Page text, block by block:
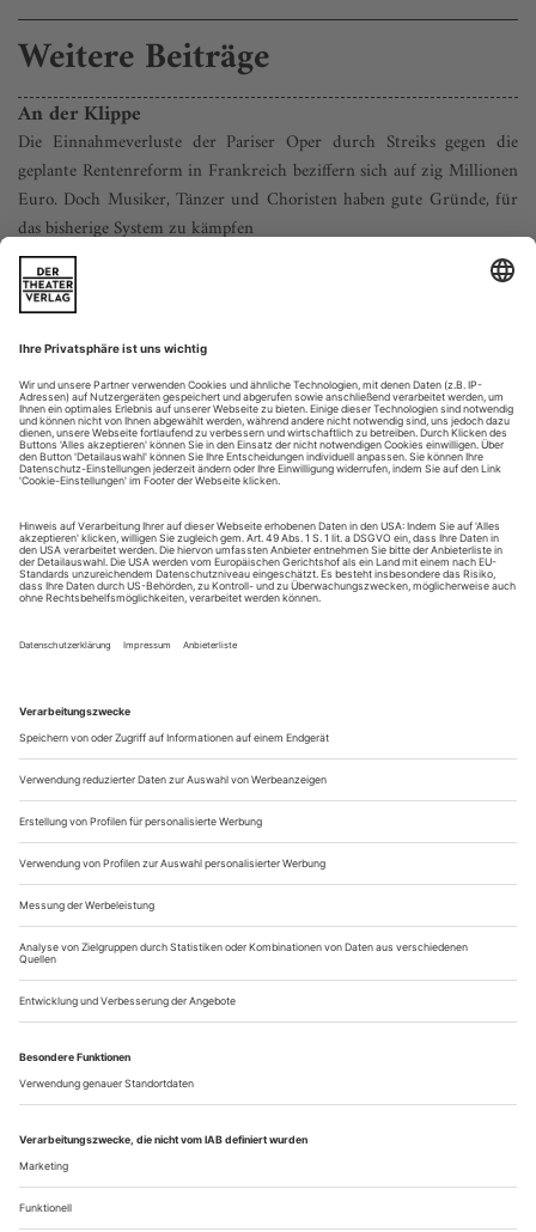
Weitere Beiträge
An der Klippe
Die Einnahmeverluste der Pariser Oper durch Streiks gegen die
geplante Rentenreform in Frankreich beziffern sich auf zig Millionen
Euro. Doch Musiker, Tänzer und Choristen haben gute Gründe, für
das bisherige System zu kämpfen
Was, wenn die Pariser Nationaloper zahlungsunfähig wird?
Seit Ende letzten Jahres steuert der Riesentanker geradlinig
auf diese Klippe zu. Zwischen dem Beginn des landesweiten
Streiks gegen Frankreichs Rentenreform am 5. Dezember
2019 und Ende Januar wurden 76 Vorstellungen abgesagt.
Allein im Dezember bezifferten sich die Verluste auf 14
Millionen Euro. Ob – und...
Ein Sänger-Schauspieler aus Überzeugung: Zum Tod des Basses Franz
Mazura
Franz Mazura liebte das Leben, und das Leben liebte ihn. Als
das vor Gdingen auf Reede liegende U-Boot-Begleitschiff, auf
sank und Mazura in der eiseskalten Ostsee trieb, hatte er das
Glück, mit einem Kameraden ein aus Rettungsringen
gebildetes Floß zu...
Spiegel des Grauens
Das Theater an der Wien bringt Strauss’ «Salome» heraus – in der
neuen Orchesterfassung von Eberhard Kloke, in Szene gesetzt von
Nikolaus Habjan, dirigiert von Leo Hussain, mit einer entfesselten
Marlis Petersen in der Titelrolle
Irgendwann an diesem Abend durchfliegt einen der Gedanke
an Beethovens «Eroica». Und die Frage, wie viele Musiker
wirklich nötig sind, um dieses symphonische Schlüsselwerk
angemessen zu interpretieren. Während heute bis zu 80
Musiker auf dem Konzertpodium sitzen, waren es bei der
Uraufführung der Symphonie anno 1803 im Palais des
Fürsten Lobkowitz gerade einmal...